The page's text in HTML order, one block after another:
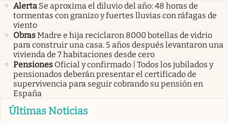
Alerta Se aproxima el diluvio del año: 48 horas de
tormentas con granizo y fuertes lluvias con ráfagas de
viento
ObrasMadre e hija reciclaron 8000 botellas de vidrio
para construir una casa. 5 años después levantaron una
vivienda de 7 habitaciones desde cero
Pensiones Oficial y confirmado | Todos los jubilados y
pensionados deberán presentar el certificado de
supervivencia para seguir cobrando su pensión en
España
Últimas Noticias